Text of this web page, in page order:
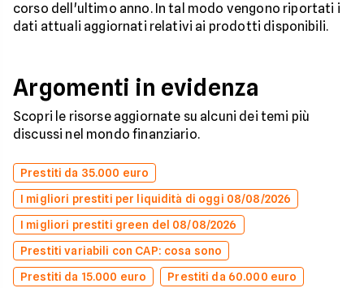
corso dell'ultimo anno. In tal modo vengono riportati i
dati attuali aggiornati relativi ai prodotti disponibili.
Argomenti in evidenza
Scopri le risorse aggiornate su alcuni dei temi più
discussi nel mondo finanziario.
Prestiti da 35.000 euro
I migliori prestiti per liquidità di oggi 08/08/2026
I migliori prestiti green del 08/08/2026
Prestiti variabili con CAP: cosa sono
Prestiti da 15.000 euro
Prestiti da 60.000 euro